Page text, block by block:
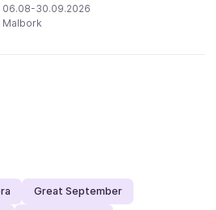
06.08-30.09.2026
Malbork
Great September